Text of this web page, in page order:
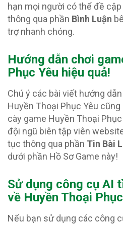
hạn mọi người có thể đề
thông qua phần Bình Luận
trợ nhanh chóng.
Hướng dẫn chơi
Phục Yêu hiệu quả!
Chú ý các bài viết hướng
Huyền Thoại Phục Yêu
cày game Huyền Thoại
đội ngũ biên tập viên
tục thông qua phần Tin Bài
dưới phần Hồ Sơ Game này!
Sử dụng công cụ AI
về Huyền Thoại
Nếu bạn sử dụng các công